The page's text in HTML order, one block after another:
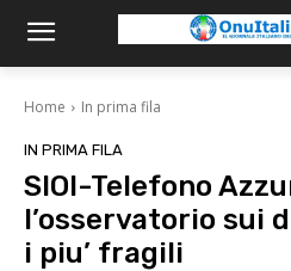
Home In prima fila
IN PRIMA FILA
SIOI-Telefono
l’osservatorio sui
i piu’ fragili